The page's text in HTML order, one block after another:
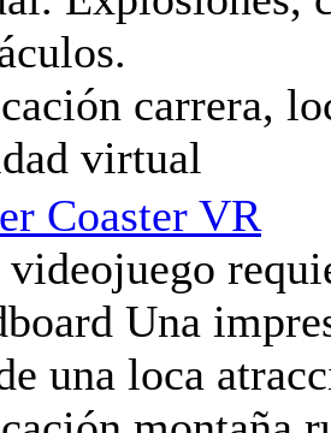
carrera,
virtual
Coaster VR
videojuego
Una
una loca